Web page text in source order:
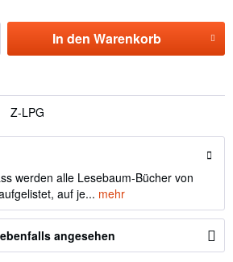
In den Warenkorb
Z-LPG
werden alle Lesebaum-Bücher von
auf je... mehr
angesehen